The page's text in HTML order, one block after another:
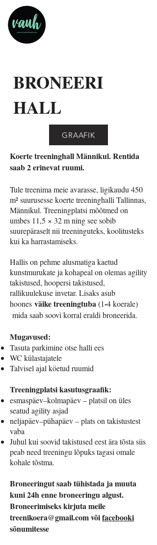
BRONEERI
HALL
GRAAFIK
Koerte treeninghall Männikul. Rentida
saab 2 erinevat ruumi.
Tule treenima meie avarasse, ligikaudu 450
m² suurusesse koerte treeninghalli Tallinnas,
Männikul. Treeningplatsi mõõtmed on
umbes 11,5 × 32 m ning see sobib
suurepäraselt nii treeninguteks, koolitusteks
kui ka harrastamiseks.
Hallis on pehme alusmatiga kaetud
kunstmurukate ja kohapeal on olemas agility
takistused, hoopersi takistused,
rallikuulekuse invetar. Lisaks asub
hoones väike treeningtuba(1-4 koerale)
mida saab soovi korral eraldi broneerida.
Mugavused:
Tasuta parkimine otse halli ees
WC külastajatele
Talvisel ajal köetud ruumid
Treeningplatsi kasutusgraafik:
esmaspäev–kolmapäev – platsil on üles
seatud agility asjad
neljapäev–pühapäev – plats on takistustest
vaba
Juhul kui soovid takistused eest ära tõsta siis
peab need treeningu lõpuks tagasi omale
kohale tõstma.
Broneeringut saab tühistada ja muuta
kuni 24h enne broneeringu algust.
Broneerimiseks kirjuta meile
treenikoera@gmail.comvõifacebooki
sõnumitesse